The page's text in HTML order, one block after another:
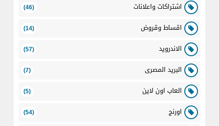
اشتراكات واعلانات (46)
اقساط وقروض (14)
الاندرويد (57)
البريد المصرى (7)
العاب اون لاين (5)
اورنج (54)